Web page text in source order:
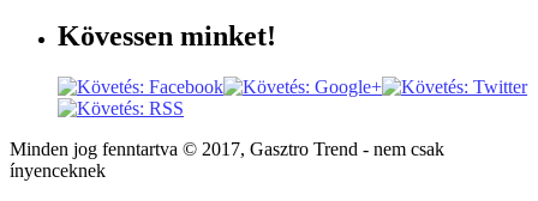
Kövessen minket!
Minden jog fenntartva © 2017, Gasztro Trend - nem csak
ínyenceknek